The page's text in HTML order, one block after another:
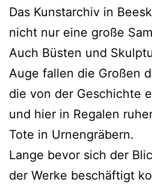
Das Kunstarchiv in
nicht nur eine große
Auch Büsten und
Auge fallen die Großen
die von der Geschichte
und hier in Regalen
Tote in Urnengräbern.
Lange bevor sich der
der Werke beschäftigt